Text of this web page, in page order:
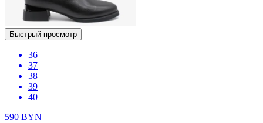
Быстрый просмотр
36
37
38
39
40
590 BYN